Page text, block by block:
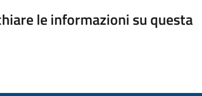
le informazioni su questa